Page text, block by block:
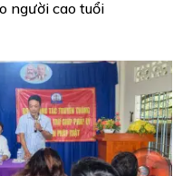
người cao tuổi